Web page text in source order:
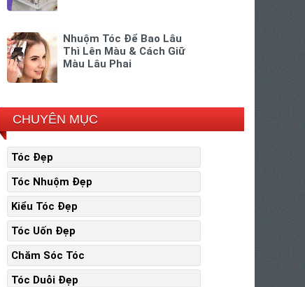
Nhuộm Tóc Để Bao Lâu
Thì Lên Màu & Cách Giữ
Màu Lâu Phai
CHUYÊN MỤC
Tóc Đẹp
Tóc Nhuộm Đẹp
Kiểu Tóc Đẹp
Tóc Uốn Đẹp
Chăm Sóc Tóc
Tóc Duỗi Đẹp